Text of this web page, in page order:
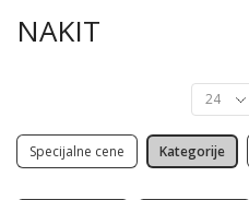
NAKIT
Specijalne cene Kategorije